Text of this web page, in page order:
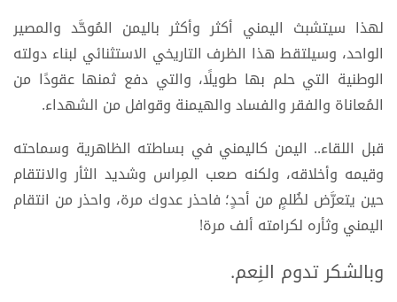
لهذا سيتشبث اليمني أكثر وأكثر باليمن المُوحَّد والمصير
الواحد، وسيلتقط هذا الظرف التاريخي الاستثنائي لبناء دولته
الوطنية التي حلم بها طويلًا، والتي دفع ثمنها عقودًا من
المُعاناة والفقر والفساد والهيمنة وقوافل من الشهداء.
قبل اللقاء.. اليمن كاليمني في بساطته الظاهرية وسماحته
وقيمه وأخلاقه، ولكنه صعب المِراس وشديد الثأر والانتقام
حين يتعرَّض لظُلمٍ من أحدٍ؛ فاحذر عدوك مرة، واحذر من انتقام
اليمني وثأره لكرامته ألف مرة!
وبالشكر تدوم النِعم.